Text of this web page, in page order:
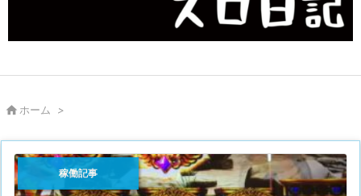
 ホーム >
稼働記事